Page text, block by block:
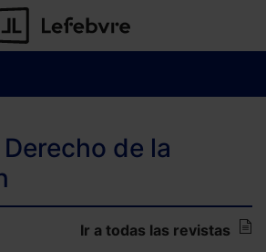
de la
Ir a todas las revistas